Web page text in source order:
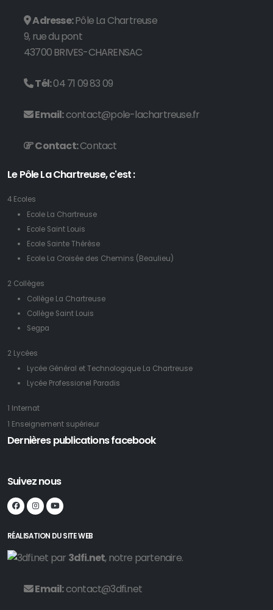
Adresse:Pôle La Chartreuse
9, rue du pont
43700 BRIVES-CHARENSAC
Tél:04 71 09 83 09
Email:contact@pole-lachartreuse.fr
Contact:Contact
Le Pôle La Chartreuse, c'est :
4 Ecoles
Ecole La Chartreuse
Ecole Saint Louis
Ecole Sainte Thérèse
Ecole La Croisée des Chemins (Beaulieu)
2 Collèges
Collège La Chartreuse
Collège Saint Louis
Segpa
2 Lycées
Lycée Général et Technologique La Chartreuse
Lycée Professionel Paradis
1 Internat
1 Enseignement supérieur
Dernières publications facebook
Suivez nous
RÉALISATION DU SITE WEB
par 3dfi.net, notre partenaire.
Email:contact@3dfi.net